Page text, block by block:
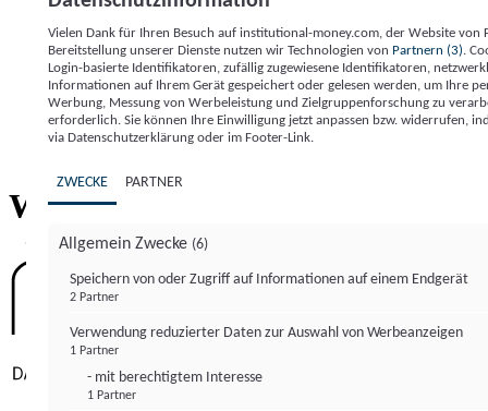
Institutional Money
ImpressumDatenschutzerklärung
Willkommen bei
Vielen Dank für Ihren Besuch auf institutional-money.com, der Website von
Bereitstellung unserer Dienste nutzen wir Technologien von Partnern (3) .
Login-basierte Identifikatoren, zufällig zugewiesene Identifikatoren,
Informationen auf Ihrem Gerät gespeichert oder gelesen werden, um Ihre
Werbung, Messung von Werbeleistung und Zielgruppenforschung zu
erforderlich. Sie können Ihre Einwilligung jetzt anpassen bzw. widerrufen,
via Datenschutzerklärung oder im Footer-Link.
ZWECKE PARTNER
Allgemein Zwecke (6)
Speichern von oder Zugriff auf Informationen auf einem Endgerät
2 Partner
Verwendung reduzierter Daten zur Auswahl von Werbeanzeigen
1 Partner
- mit berechtigtem Interesse
1 Partner